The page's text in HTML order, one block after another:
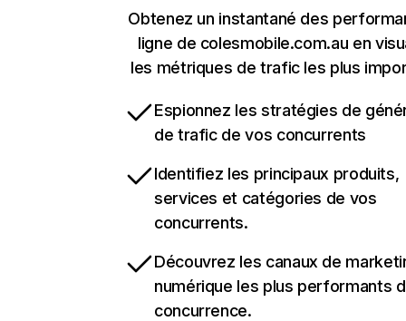
Obtenez un instantané des
ligne de colesmobile.com.au en
les métriques de trafic les plus
Espionnez les stratégies de
de trafic de vos concurrents
Identifiez les principaux produits,
services et catégories de vos
concurrents.
Découvrez les canaux de
numérique les plus performants
concurrence.